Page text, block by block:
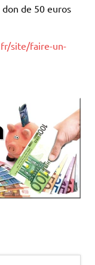
de 50 euros
site/faire-un-